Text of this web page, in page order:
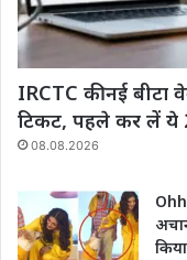
IRCTC की नई
टिकट, पहले कर लें ये
08.08.2026